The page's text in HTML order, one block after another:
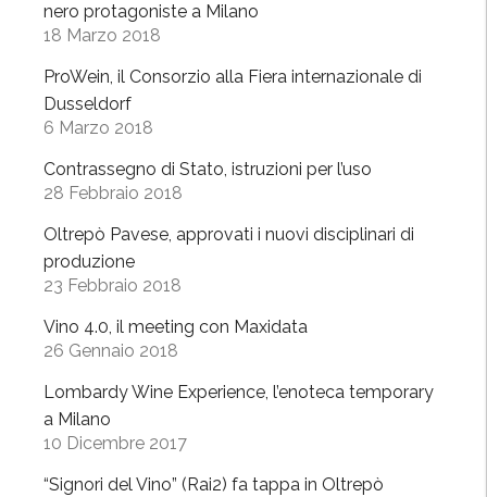
s
f
i
d
a
d
a
B
a
l
a
i
o
”
nero protagoniste a Milano
18 Marzo 2018
ProWein, il Consorzio alla Fiera internazionale di
Dusseldorf
6 Marzo 2018
Contrassegno di Stato, istruzioni per l’uso
28 Febbraio 2018
Oltrepò Pavese, approvati i nuovi disciplinari di
produzione
23 Febbraio 2018
Vino 4.0, il meeting con Maxidata
26 Gennaio 2018
Lombardy Wine Experience, l’enoteca temporary
a Milano
10 Dicembre 2017
“Signori del Vino” (Rai2) fa tappa in Oltrepò